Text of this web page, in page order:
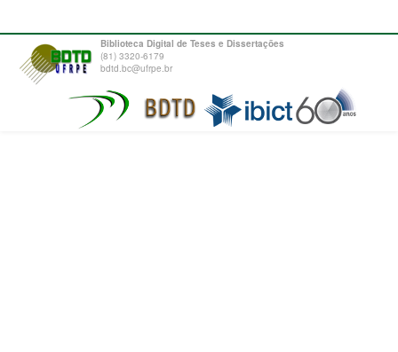
Biblioteca Digital de Teses e Dissertações
(81) 3320-6179
bdtd.bc@ufrpe.br